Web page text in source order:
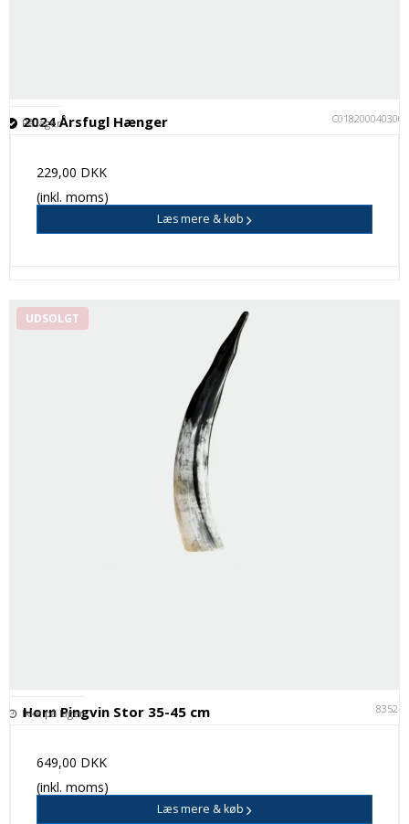
2024 Årsfugl Hænger C018200040300
På lager
229,00 DKK
(inkl. moms)
Læs mere & køb
UDSOLGT
Horn Pingvin Stor 35-45 cm 83521
Ikke på lager
649,00 DKK
(inkl. moms)
Læs mere & køb